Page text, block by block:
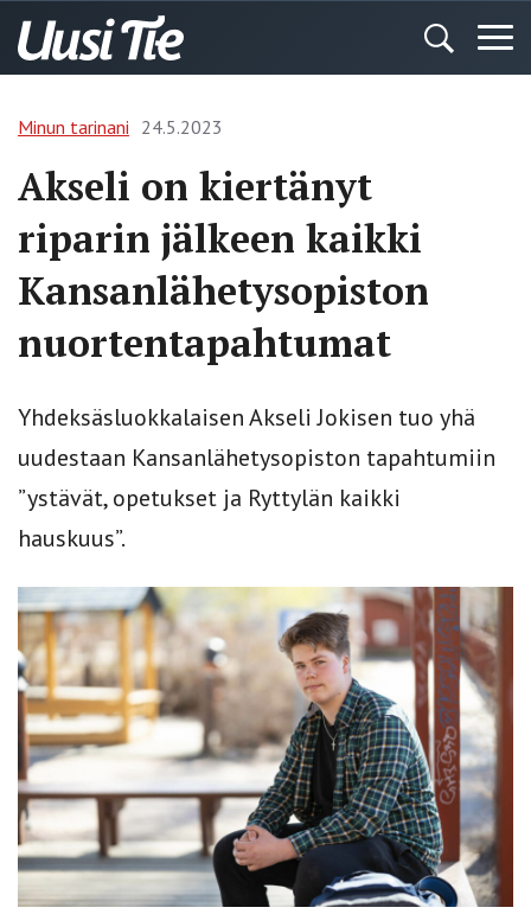
Minun tarinani 24.5.2023
Akseli on kiertänyt
riparin jälkeen kaikki
Kansanlähetysopiston
nuortentapahtumat
Yhdeksäsluokkalaisen Akseli Jokisen tuo yhä
uudestaan Kansanlähetysopiston tapahtumiin
”ystävät, opetukset ja Ryttylän kaikki
hauskuus”.